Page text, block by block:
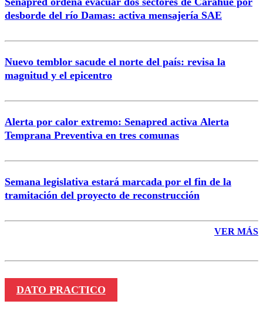
Correo
desborde del río Damas: activa mensajería SAE
Nuevo temblor sacude el norte del país: revisa la
magnitud y el epicentro
Alerta por calor extremo: Senapred activa Alerta
Temprana Preventiva en tres comunas
Semana legislativa estará marcada por el fin de la
tramitación del proyecto de reconstrucción
VER MÁS
DATO PRACTICO